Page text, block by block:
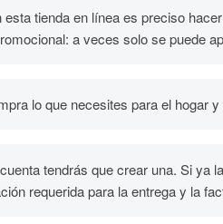
tienda en línea es preciso
a veces solo se puede
lo que necesites para el hogar y
tendrás que crear una. Si ya
requerida para la entrega y la